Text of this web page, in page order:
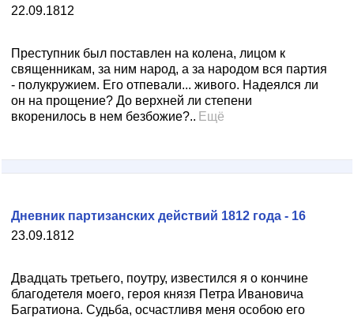
22.09.1812
Преступник был поставлен на колена, лицом к
священникам, за ним народ, а за народом вся партия
- полукружием. Его отпевали... живого. Надеялся ли
он на прощение? До верхней ли степени
вкоренилось в нем безбожие?.. Ещё
23.09.1812
Дневник партизанских действий 1812 года - 16
Двадцать третьего, поутру, известился я о кончине
благодетеля моего, героя князя Петра Ивановича
Багратиона. Судьба, осчастливя меня особою его